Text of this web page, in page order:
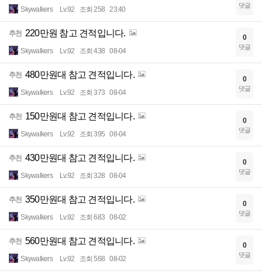
Skywalkers Lv.92 조회 258 23:40 댓글
추천 220만원 참고 견적입니다.
Skywalkers Lv.92 조회 438 08-04
0
댓글
추천 480만원대 참고 견적입니다.
Skywalkers Lv.92 조회 373 08-04
0
댓글
추천 150만원대 참고 견적입니다.
Skywalkers Lv.92 조회 395 08-04
0
댓글
추천 430만원대 참고 견적입니다.
Skywalkers Lv.92 조회 328 08-04
0
댓글
추천 350만원대 참고 견적입니다.
Skywalkers Lv.92 조회 683 08-02
0
댓글
추천 560만원대 참고 견적입니다.
Skywalkers Lv.92 조회 568 08-02
0
댓글